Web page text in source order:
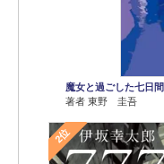
魔女と過ごした七日間
著者 東野 圭吾
2位